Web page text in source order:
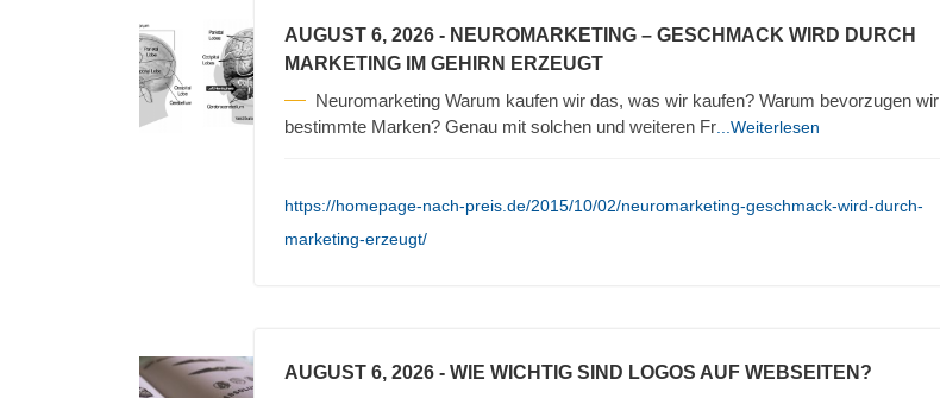
AUGUST 6, 2026 - NEUROMARKETING – GESCHMACK WIRD DURCH
MARKETING IM GEHIRN ERZEUGT
Neuromarketing Warum kaufen wir das, was wir kaufen? Warum bevorzugen wir
bestimmte Marken? Genau mit solchen und weiteren Fr ...Weiterlesen
https://homepage-nach-preis.de/2015/10/02/neuromarketing-geschmack-wird-durch-
marketing-erzeugt/
AUGUST 6, 2026 - WIE WICHTIG SIND LOGOS AUF WEBSEITEN?